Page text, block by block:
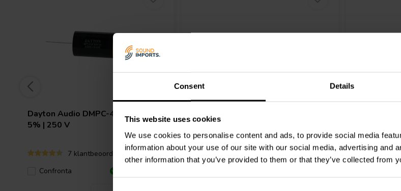
Consent Details
This website uses cookies
We use cookies to personalise content and ads, to provide social media
information about your use of our site with our social media, advertising and
other information that you’ve provided to them or that they’ve collected from
Dayton Audio DMPC-47 | 47 µF |
5% | 250 V
7 klantbeoordelingen
Confronta
Dayton Audio
5% | 250 V
4 klantbeoordelingen